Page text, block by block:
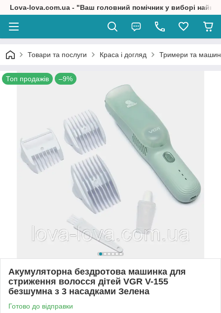
Lova-lova.com.ua - "Ваш головний помічник у виборі
Товари та послуги Краса і догляд Тримери та
Топ продажів –9%
Акумуляторна бездротова машинка для
стриження волосся дітей VGR V-155
безшумна з 3 насадками Зелена
Готово до відправки